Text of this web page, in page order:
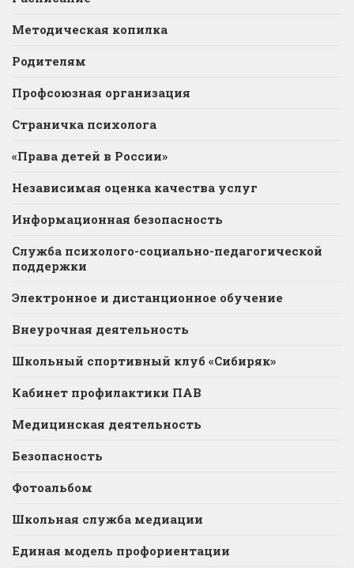
Методическая копилка
Родителям
Профсоюзная организация
Страничка психолога
«Права детей в России»
Независимая оценка качества услуг
Информационная безопасность
Служба психолого-социально-педагогической
поддержки
Электронное и дистанционное обучение
Внеурочная деятельность
Школьный спортивный клуб «Сибиряк»
Кабинет профилактики ПАВ
Медицинская деятельность
Безопасность
Фотоальбом
Школьная служба медиации
Единая модель профориентации